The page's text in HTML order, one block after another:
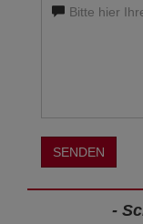
SENDEN
-